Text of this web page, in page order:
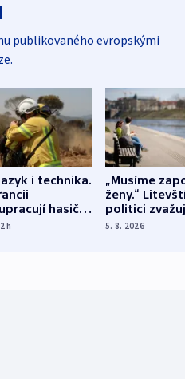
publikovaného evropskými
i technika.
hasiči z
zemí
h
„Musíme
ženy.“
politici
dohodu o
5. 8. 2026